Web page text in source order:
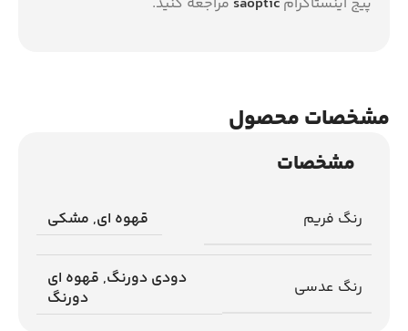
مشخصات محصول
مشخصات
رنگ فریم قهوه ای, مشکی
رنگ عدسی دودی دورنگ, قهوه ای
دورنگ